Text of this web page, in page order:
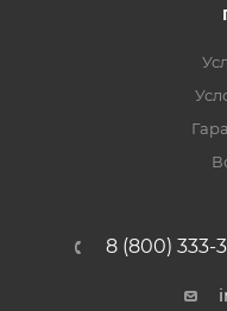
8 (800) 333-